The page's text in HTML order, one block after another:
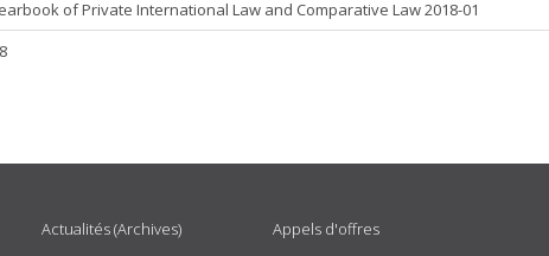
of Private International Law and Comparative Law 2018-01
Actualités (Archives)
Appels d'offres